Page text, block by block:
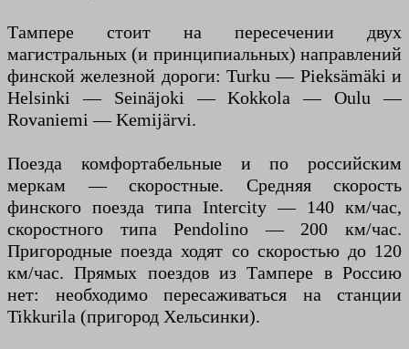
Тампере стоит на пересечении двух
магистральных (и принципиальных) направлений
финской железной дороги: Turku — Pieksämäki и
Helsinki — Seinäjoki — Kokkola — Oulu —
Rovaniemi — Kemijärvi.
Поезда комфортабельные и по российским
меркам — скоростные. Средняя скорость
финского поезда типа Intercity — 140 км/час,
скоростного типа Pendolino — 200 км/час.
Пригородные поезда ходят со скоростью до 120
км/час. Прямых поездов из Тампере в Россию
нет: необходимо пересаживаться на станции
Tikkurila (пригород Хельсинки).